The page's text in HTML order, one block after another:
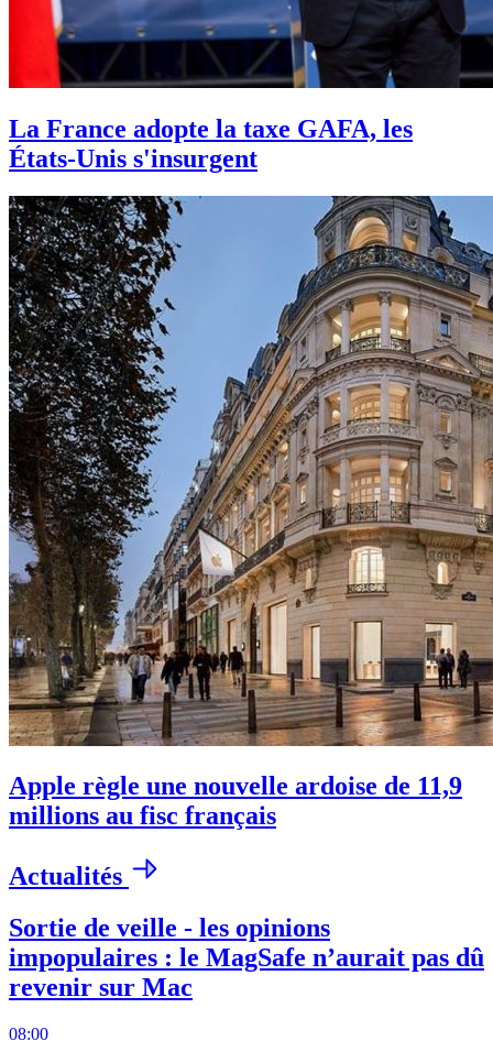
La France adopte la taxe GAFA, les
États-Unis s'insurgent
Apple règle une nouvelle ardoise de 11,9
millions au fisc français
Actualités
Sortie de veille - les opinions
impopulaires : le MagSafe n’aurait pas dû
revenir sur Mac
08:00